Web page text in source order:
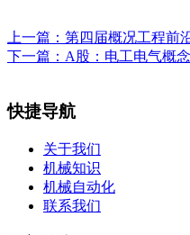
上一篇： 第四届概况工程前
下一篇： A股：电工电气概
快捷导航
关于我们
机械知识
机械自动化
联系我们